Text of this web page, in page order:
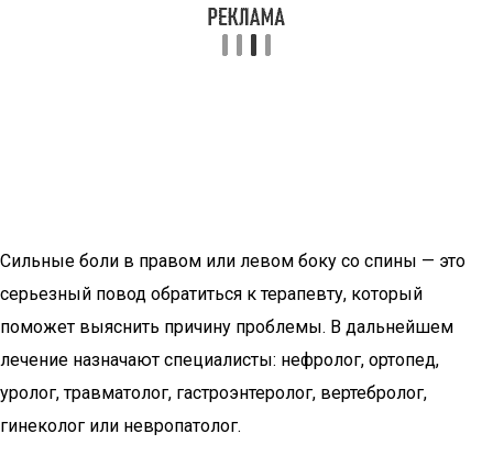
Сильные боли в правом или левом боку со спины — это
серьезный повод обратиться к терапевту, который
поможет выяснить причину проблемы. В дальнейшем
лечение назначают специалисты: нефролог, ортопед,
уролог, травматолог, гастроэнтеролог, вертебролог,
гинеколог или невропатолог.